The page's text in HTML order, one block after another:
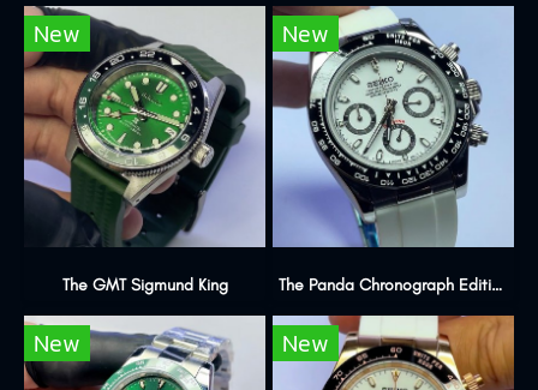
New
The GMT Sigmund King
New
The Panda Chronograph Edition
New New